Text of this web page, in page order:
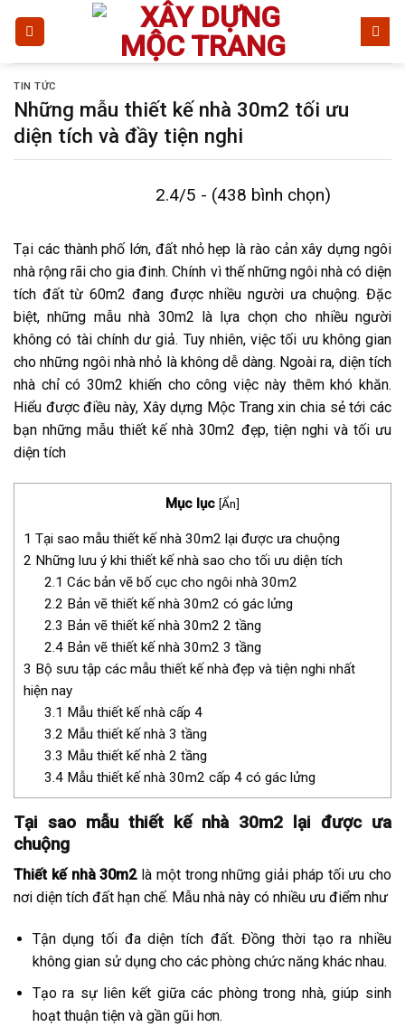
dungTIN TỨC
Những mẫu thiết kế nhà 30m2 tối ưu
diện tích và đầy tiện nghi
2.4/5 - (438 bình chọn)
Tại các thành phố lớn, đất nhỏ hẹp là rào cản xây dựng ngôi
nhà rộng rãi cho gia đinh. Chính vì thế những ngôi nhà có diện
tích đất từ 60m2 đang được nhiều người ưa chuộng. Đặc
biệt, những mẫu nhà 30m2 là lựa chọn cho nhiều người
không có tài chính dư giả. Tuy nhiên, việc tối ưu không gian
cho những ngôi nhà nhỏ là không dễ dàng. Ngoài ra, diện tích
nhà chỉ có 30m2 khiến cho công việc này thêm khó khăn.
Hiểu được điều này, Xây dựng Mộc Trang xin chia sẻ tới các
bạn những mẫu thiết kế nhà 30m2 đẹp, tiện nghi và tối ưu
diện tích
Mục lục [Ẩn]
1 Tại sao mẫu thiết kế nhà 30m2 lại được ưa chuộng
2 Những lưu ý khi thiết kế nhà sao cho tối ưu diện tích
2.1 Các bản vẽ bố cục cho ngôi nhà 30m2
2.2 Bản vẽ thiết kế nhà 30m2 có gác lửng
2.3 Bản vẽ thiết kế nhà 30m2 2 tầng
2.4Bản vẽ thiết kế nhà 30m2 3 tầng
3 Bộ sưu tập các mẫu thiết kế nhà đẹp và tiện nghi nhất
hiện nay
3.1 Mẫu thiết kế nhà cấp 4
3.2 Mẫu thiết kế nhà 3 tầng
3.3 Mẫu thiết kế nhà 2 tầng
3.4Mẫu thiết kế nhà 30m2 cấp 4 có gác lửng
Tại sao mẫu thiết kế nhà 30m2 lại được ưa
chuộng
Thiết kế nhà 30m2là một trong những giải pháp tối ưu cho
nơi diện tích đất hạn chế. Mẫu nhà này có nhiều ưu điểm như
Tận dụng tối đa diện tích đất. Đồng thời tạo ra nhiều
không gian sử dụng cho các phòng chức năng khác nhau.
Tạo ra sự liên kết giữa các phòng trong nhà, giúp sinh
hoạt thuận tiện và gần gũi hơn.